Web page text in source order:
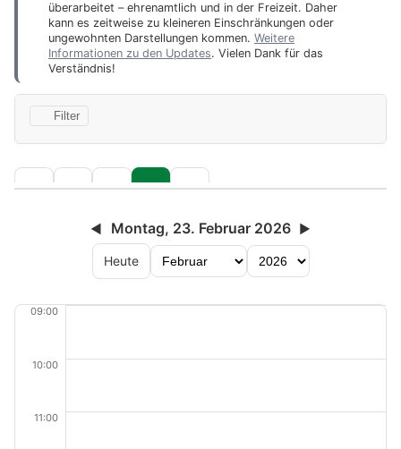
überarbeitet – ehrenamtlich und in der Freizeit. Daher
kann es zeitweise zu kleineren Einschränkungen oder
ungewohnten Darstellungen kommen. Weitere
Informationen zu den Updates. Vielen Dank für das
Verständnis!
Filter
◀ Montag, 23. Februar 2026 ▶
Heute
09:00
10:00
11:00